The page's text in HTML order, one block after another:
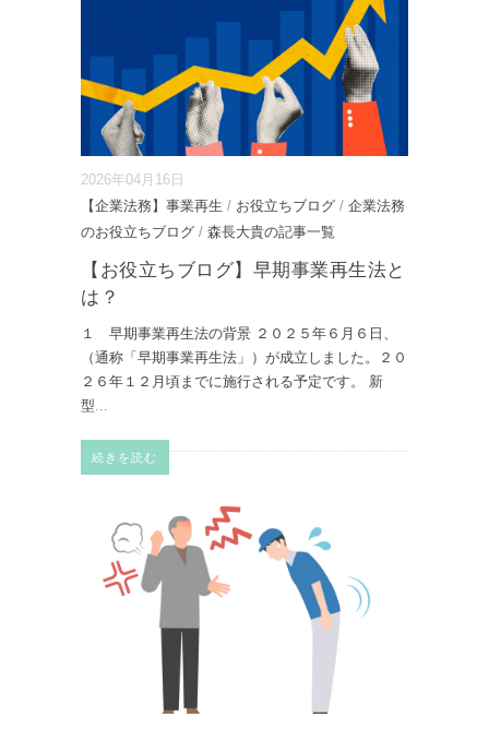
2026年04月16日
【企業法務】事業再生 / お役立ちブログ / 企業法務
のお役立ちブログ / 森長大貴の記事一覧
【お役立ちブログ】早期事業再生法と
は？
１ 早期事業再生法の背景 ２０２５年６月６日、
（通称「早期事業再生法」）が成立しました。２０
２６年１２月頃までに施行される予定です。 新
型...
続きを読む